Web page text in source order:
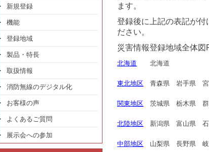
ます。
登録後に上記の表記が
ださい。
災害情報登録地域全体図
北海道 北海道
東北地区 青森県 岩手県
関東地区 茨城県 栃木県
北陸地区 新潟県 富山県 石
中部地区 山梨県 長野県
新規登録
機能
登録地域
製品・特長
取扱情報
消防無線のデジタル化
お客様の声
よくあるご質問
展示会への参加